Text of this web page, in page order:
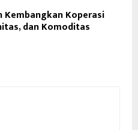
Kembangkan Koperasi
dan Komoditas